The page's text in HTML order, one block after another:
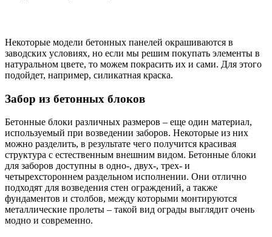
Некоторые модели бетонных панелей окрашиваются в
заводских условиях, но если мы решим покупать элементы в
натуральном цвете, то можем покрасить их и сами. Для этого
подойдет, например, силикатная краска.
Забор из бетонных блоков
Бетонные блоки различных размеров – еще один материал,
используемый при возведении заборов. Некоторые из них
можно разделить, в результате чего получится красивая
структура с естественным внешним видом. Бетонные блоки
для заборов доступны в одно-, двух-, трех- и
четырехстороннем раздельном исполнении. Они отлично
подходят для возведения стен ограждений, а также
фундаментов и столбов, между которыми монтируются
металлические пролеты – такой вид ограды выглядит очень
модно и современно.